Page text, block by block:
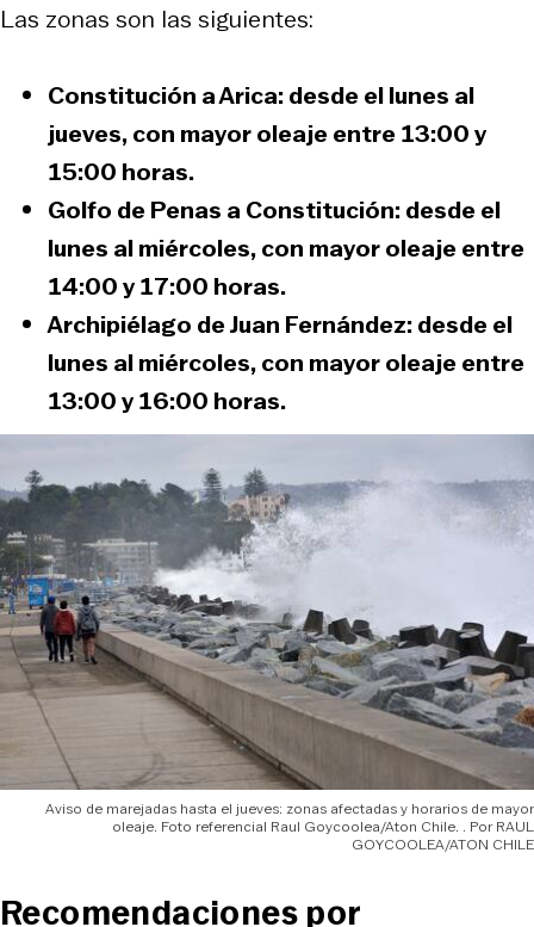
Las zonas son las siguientes:
Constitución a Arica: desde el lunes al
jueves, con mayor oleaje entre 13:00 y
15:00 horas.
Golfo de Penas a Constitución: desde el
lunes al miércoles, con mayor oleaje entre
14:00 y 17:00 horas.
Archipiélago de Juan Fernández: desde el
lunes al miércoles, con mayor oleaje entre
13:00 y 16:00 horas.
Aviso de marejadas hasta el jueves: zonas afectadas y horarios de mayor
oleaje. Foto referencial Raul Goycoolea/Aton Chile.
RAUL
GOYCOOLEA/ATON CHILE
Recomendaciones por